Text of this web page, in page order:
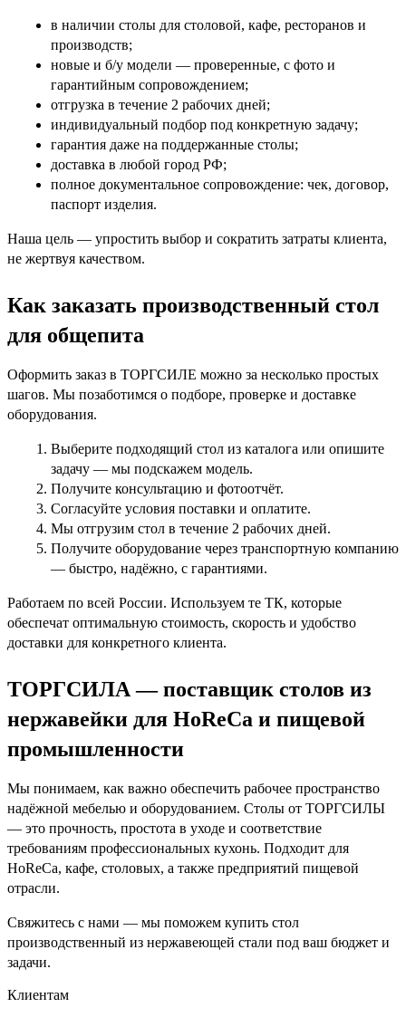
в наличии столы для столовой, кафе, ресторанов и
производств;
новые и б/у модели — проверенные, с фото и
гарантийным сопровождением;
отгрузка в течение 2 рабочих дней;
индивидуальный подбор под конкретную задачу;
гарантия даже на поддержанные столы;
доставка в любой город РФ;
полное документальное сопровождение: чек, договор,
паспорт изделия.
Наша цель — упростить выбор и сократить затраты клиента,
не жертвуя качеством.
Как заказать производственный стол
для общепита
Оформить заказ в ТОРГСИЛЕ можно за несколько простых
шагов. Мы позаботимся о подборе, проверке и доставке
оборудования.
Выберите подходящий стол из каталога или опишите
задачу — мы подскажем модель.
Получите консультацию и фотоотчёт.
Согласуйте условия поставки и оплатите.
Мы отгрузим стол в течение 2 рабочих дней.
Получите оборудование через транспортную компанию
— быстро, надёжно, с гарантиями.
Работаем по всей России. Используем те ТК, которые
обеспечат оптимальную стоимость, скорость и удобство
доставки для конкретного клиента.
ТОРГСИЛА — поставщик столов из
нержавейки для HoReCa и пищевой
промышленности
Мы понимаем, как важно обеспечить рабочее пространство
надёжной мебелью и оборудованием. Столы от ТОРГСИЛЫ
— это прочность, простота в уходе и соответствие
требованиям профессиональных кухонь. Подходит для
HoReCa, кафе, столовых, а также предприятий пищевой
отрасли.
Свяжитесь с нами — мы поможем купить стол
производственный из нержавеющей стали под ваш бюджет и
задачи.
Клиентам